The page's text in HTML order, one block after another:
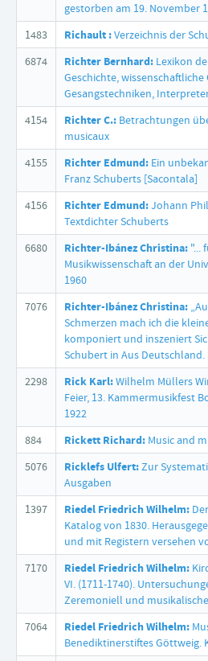
gestorben am 19. November
1483
Richault :Verzeichnis der
6874
Richter Bernhard: Lexikon
Geschichte,
Gesangstechniken,
4154
Richter C.: Betrachtungen
musicaux
4155
Richter Edmund: Ein
Franz Schuberts [Sacontala]
4156
Richter Edmund:Johann
Textdichter Schuberts
6680
Richter-Ibánez Christina: "...
Musikwissenschaft an der
1960
7076
Richter-Ibánez Christina:
Schmerzen mach ich die
komponiert und inszeniert
Schubert in Aus Deutschland.
2298
Rick Karl:Wilhelm Müllers
Feier, 13. Kammermusikfest
1922
884
Rickett Richard: Music and
5076
Ricklefs Ulfert:Zur
Ausgaben
1397
Riedel Friedrich Wilhelm:
Katalog von 1830.
und mit Registern versehen
7170
Riedel Friedrich Wilhelm:
VI. (1711-1740).
Zeremoniell und
7064
Riedel Friedrich Wilhelm:
Benediktinerstiftes Göttweig.